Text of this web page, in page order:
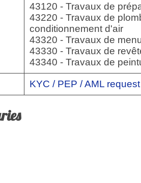
43120 - Travaux de
43220 - Travaux de
conditionnement d'air
43320 - Travaux de
43330 - Travaux de
43340 - Travaux de
KYC / PEP / AML request